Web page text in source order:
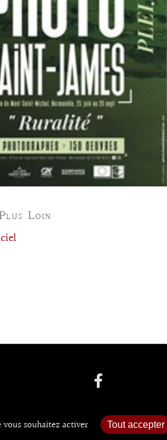
Loin
souhaitez activer Tout accepter